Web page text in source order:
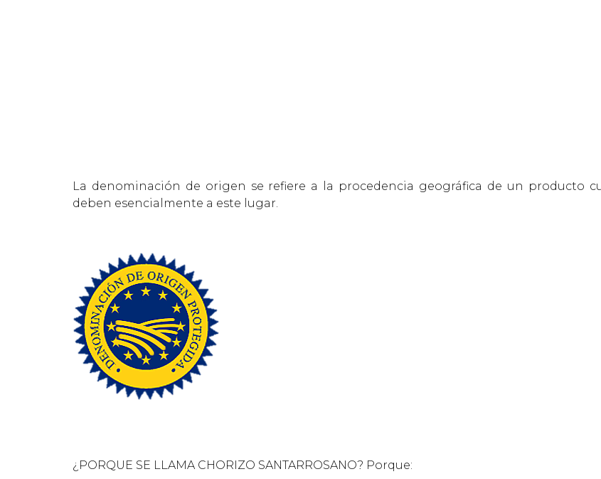
La denominación de origen se refiere a la procedencia geográfica de un producto
deben esencialmente a este lugar.
¿PORQUE SE LLAMA CHORIZO SANTARROSANO? Porque: